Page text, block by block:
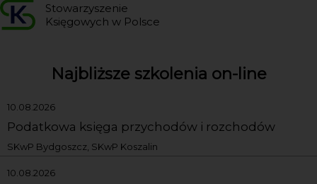
Stowarzyszenie
Księgowych w Polsce
Najbliższe szkolenia on-line
10.08.2026
Podatkowa księga przychodów i rozchodów
SKwP Bydgoszcz, SKwP Koszalin
10.08.2026